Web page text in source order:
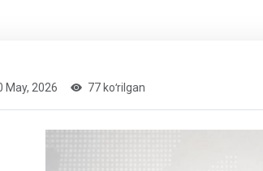
May, 2026 77 koʻrilgan